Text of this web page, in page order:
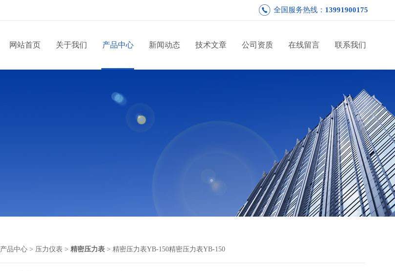
全国服务热线： 13991900175
网站首页 关于我们 产品中心 新闻动态 技术文章 公司资质 在线留言 联系我们
产品中心 > 压力仪表 > 精密压力表 > 精密压力表YB-150精密压力表YB-150